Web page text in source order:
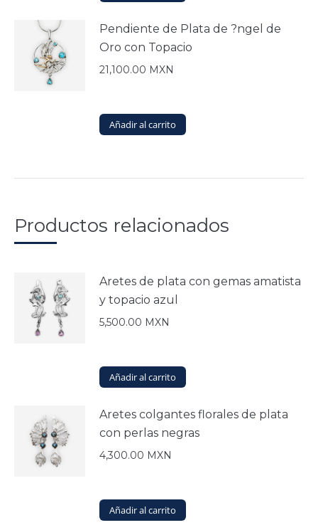
Pendiente de Plata de ?ngel de
Oro con Topacio
21,100.00 MXN
Añadir al carrito
Productos relacionados
Aretes de plata con gemas amatista
y topacio azul
5,500.00 MXN
Añadir al carrito
Aretes colgantes florales de plata
con perlas negras
4,300.00 MXN
Añadir al carrito